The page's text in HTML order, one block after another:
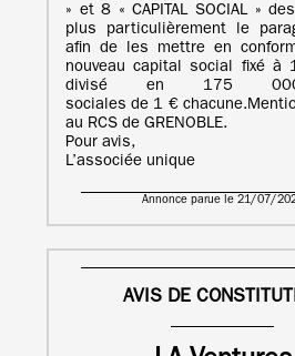
» et 8 « CAPITAL SOCIAL »
plus particulièrement le
afin de les mettre en
nouveau capital social fixé à
divisé en 175
sociales de 1 €
au RCS de GRENOBLE.
Pour avis,
L’associée unique
Annonce parue le 21/07/
AVIS DE